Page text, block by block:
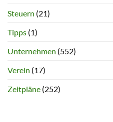
Steuern (21)
Tipps (1)
Unternehmen (552)
Verein (17)
Zeitpläne (252)